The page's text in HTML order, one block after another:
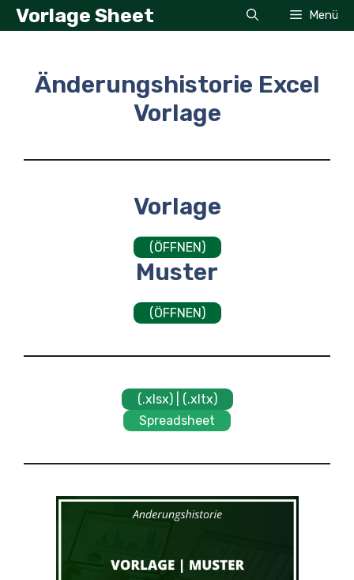
Zum
Inhalt
Vorlage Sheet Menü
Änderungshistorie Excel
Vorlage
Vorlage
(ÖFFNEN)
Muster
(ÖFFNEN)
(.xlsx) | (.xltx)
Spreadsheet